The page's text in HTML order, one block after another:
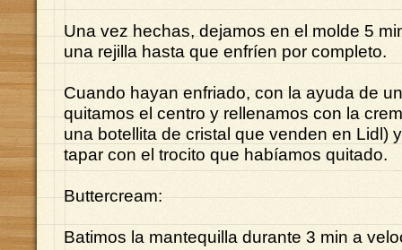
Una vez hechas, dejamos en el molde 5
una rejilla hasta que enfríen por completo.
Cuando hayan enfriado, con la ayuda de
quitamos el centro y rellenamos con la
una botellita de cristal que venden en Lidl)
tapar con el trocito que habíamos quitado.
Buttercream:
Batimos la mantequilla durante 3 min a